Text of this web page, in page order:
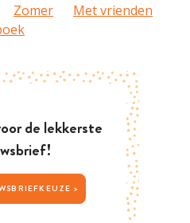
Zomer
Met vrienden
de lekkerste
JOUW NIEUWSBRIEFKEUZE >